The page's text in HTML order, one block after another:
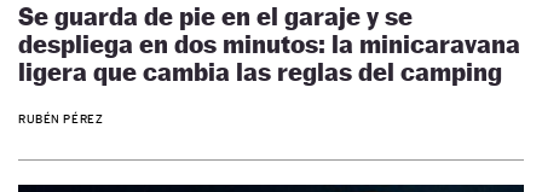
Se guarda de pie en el garaje y se
despliega en dos minutos: la minicaravana
ligera que cambia las reglas del camping
RUBÉN PÉREZ